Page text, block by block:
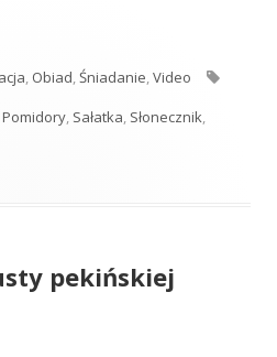
z mozzarellą i prażonymi
, Obiad,Śniadanie,Video
Pomidory, Sałatka, Słonecznik,
pekińskiej